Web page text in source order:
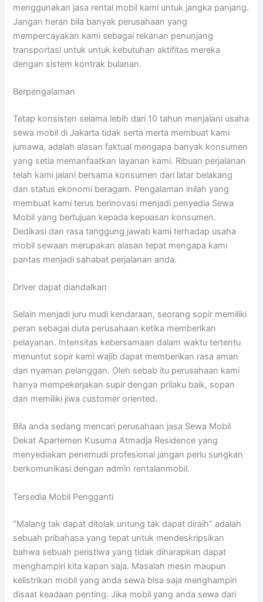
menggunakan jasa rental mobil kami untuk jangka panjang.
Jangan heran bila banyak perusahaan yang
mempercayakan kami sebagai rekanan penunjang
transportasi untuk untuk kebutuhan aktifitas mereka
dengan sistem kontrak bulanan.
Berpengalaman
Tetap konsisten selama lebih dari 10 tahun menjalani usaha
sewa mobil di Jakarta tidak serta merta membuat kami
jumawa, adalah alasan faktual mengapa banyak konsumen
yang setia memanfaatkan layanan kami. Ribuan perjalanan
telah kami jalani bersama konsumen dari latar belakang
dan status ekonomi beragam. Pengalaman inilah yang
membuat kami terus berinovasi menjadi penyedia Sewa
Mobil yang bertujuan kepada kepuasan konsumen.
Dedikasi dan rasa tanggung jawab kami terhadap usaha
mobil sewaan merupakan alasan tepat mengapa kami
pantas menjadi sahabat perjalanan anda.
Driver dapat diandalkan
Selain menjadi juru mudi kendaraan, seorang sopir memiliki
peran sebagai duta perusahaan ketika memberikan
pelayanan. Intensitas kebersamaan dalam waktu tertentu
menuntut sopir kami wajib dapat memberikan rasa aman
dan nyaman pelanggan. Oleh sebab itu perusahaan kami
hanya mempekerjakan supir dengan prilaku baik, sopan
dan memiliki jiwa customer oriented.
Bila anda sedang mencari perusahaan jasa Sewa Mobil
Dekat Apartemen Kusuma Atmadja Residence yang
menyediakan penemudi profesional jangan perlu sungkan
berkomunikasi dengan admin rentalanmobil.
Tersedia Mobil Pengganti
“Malang tak dapat ditolak untung tak dapat diraih” adalah
sebuah pribahasa yang tepat untuk mendeskripsikan
bahwa sebuah peristiwa yang tidak diharapkan dapat
menghampiri kita kapan saja. Masalah mesin maupun
kelistrikan mobil yang anda sewa bisa saja menghampiri
disaat keadaan penting. Jika mobil yang anda sewa dari